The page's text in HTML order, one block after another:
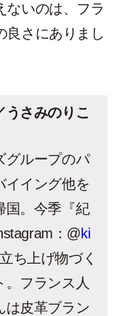
ないのは、フラ
良さにありまし
うさみのりこ
グループのパ
イイング他を
国。今季『紀
：@ki
ち上げ物づく
。フランス人
は皮革ブラン